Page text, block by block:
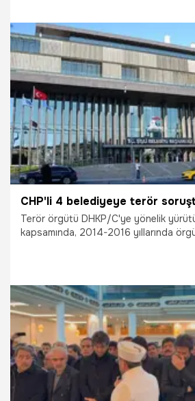
17.03.2025 Gündem
Terör örgütü DHKP/C'ye yönelik
kapsamında, 2014-2016 yıllarında
11.03.2025 Gündem